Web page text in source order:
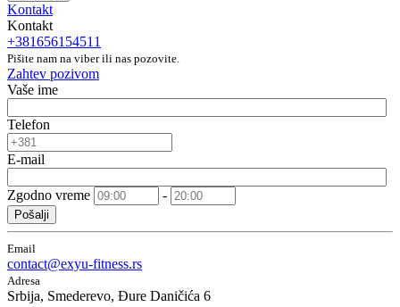
Kontakt
Kontakt
+381656154511
Pišite nam na viber ili nas pozovite.
Zahtev pozivom
Vaše ime
Telefon
E-mail
Zgodno vreme -
Pošalji
Email
contact@exyu-fitness.rs
Adresa
Srbija, Smederevo, Đure Daničića 6